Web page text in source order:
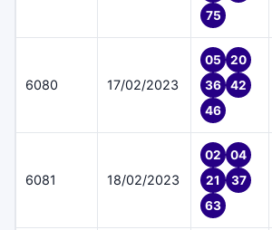
75
6080 17/02/2023
05
20
36
42
46
6081 18/02/2023
02
04
21
37
63